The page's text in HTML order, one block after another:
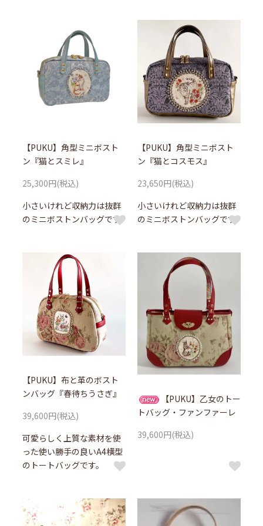
【PUKU】角型ミニボスト
ン『猫とスミレ』
25,300円(税込)
小さいけれど収納力は抜群
のミニボストンバッグです
【PUKU】角型ミニボスト
ン『猫とコスモス』
23,650円(税込)
小さいけれど収納力は抜群
のミニボストンバッグです
【PUKU】布と革のボスト
ンバッグ『春待ちうさぎ』
39,600円(税込)
可愛らしく上質な素材を使
った使い勝手の良いA4横型
のトートバッグです。
【PUKU】乙女のトー
トバッグ・ファンファーレ
39,600円(税込)